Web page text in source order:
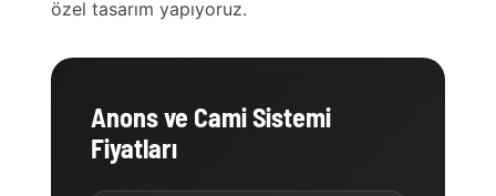
özel tasarım yapıyoruz.
Anons ve Cami Sistemi
Fiyatları